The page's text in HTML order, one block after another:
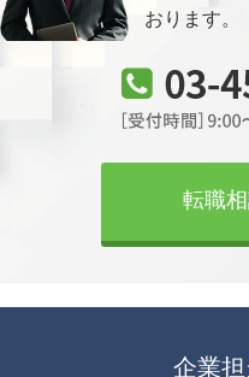
おります。
転職
企業